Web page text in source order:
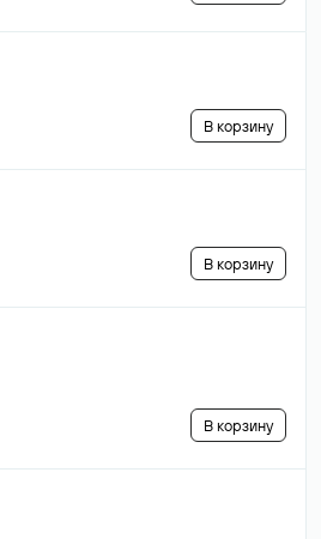
В корзину
В корзину
В корзину